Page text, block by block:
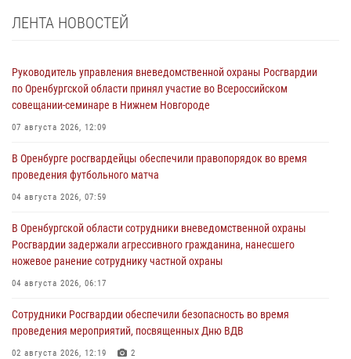
ЛЕНТА НОВОСТЕЙ
Руководитель управления вневедомственной охраны Росгвардии
по Оренбургской области принял участие во Всероссийском
совещании-семинаре в Нижнем Новгороде
07 августа 2026, 12:09
В Оренбурге росгвардейцы обеспечили правопорядок во время
проведения футбольного матча
04 августа 2026, 07:59
В Оренбургской области сотрудники вневедомственной охраны
Росгвардии задержали агрессивного гражданина, нанесшего
ножевое ранение сотруднику частной охраны
04 августа 2026, 06:17
Сотрудники Росгвардии обеспечили безопасность во время
проведения мероприятий, посвященных Дню ВДВ
02 августа 2026, 12:19 2